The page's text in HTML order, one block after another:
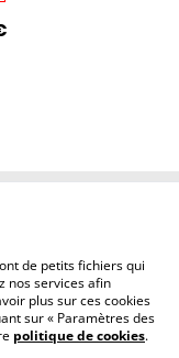
de
de petits fichiers qui
nos services afin
plus sur ces cookies
sur « Paramètres des
politique de cookies.